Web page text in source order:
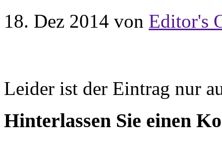
18. Dez 2014 von Editor's
Leider ist der Eintrag nur
Hinterlassen Sie einen